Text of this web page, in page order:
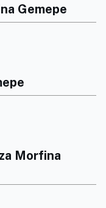
Gemepe
Morfina